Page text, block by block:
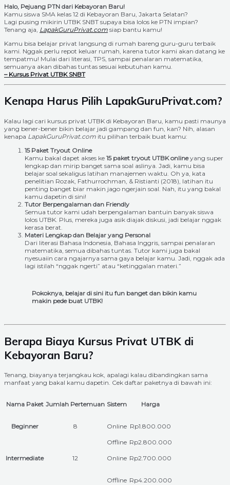
Halo, Pejuang PTN dari Kebayoran Baru!
Kamu siswa SMA kelas 12 di Kebayoran Baru, Jakarta Selatan?
Lagi pusing mikirin UTBK SNBT supaya bisa lolos ke PTN impian?
Tenang aja, LapakGuruPrivat.com siap bantu kamu!
Kamu bisa belajar privat langsung di rumah bareng guru-guru terbaik
kami. Nggak perlu repot keluar rumah, karena tutor kami akan datang ke
tempatmu! Mulai dari literasi, TPS, sampai penalaran matematika,
semuanya akan dibahas tuntas sesuai kebutuhan kamu.
– Kursus Privat UTBK SNBT
Kenapa Harus Pilih LapakGuruPrivat.com?
Kalau lagi cari kursus privat UTBK di Kebayoran Baru, kamu pasti maunya
yang bener-bener bikin belajar jadi gampang dan fun, kan? Nih, alasan
kenapa LapakGuruPrivat.com itu pilihan terbaik buat kamu:
15 Paket Tryout Online
Kamu bakal dapet akses ke 15 paket tryout UTBK onlineyang super
lengkap dan mirip banget sama soal aslinya. Jadi, kamu bisa
belajar soal sekaligus latihan manajemen waktu. Oh ya, kata
penelitian Rozak, Fathurrochman, & Ristianti (2018), latihan itu
penting banget biar makin jago ngerjain soal. Nah, itu yang bakal
kamu dapetin di sini!
Tutor Berpengalaman dan Friendly
Semua tutor kami udah berpengalaman bantuin banyak siswa
lolos UTBK. Plus, mereka juga asik diajak diskusi, jadi belajar nggak
kerasa berat.
Materi Lengkap dan Belajar yang Personal
Dari literasi Bahasa Indonesia, Bahasa Inggris, sampai penalaran
matematika, semua dibahas tuntas. Tutor kami juga bakal
nyesuaiin cara ngajarnya sama gaya belajar kamu. Jadi, nggak ada
lagi istilah “nggak ngerti” atau “ketinggalan materi.”
Pokoknya, belajar di sini itu fun banget dan bikin kamu
makin pede buat UTBK!
Berapa Biaya Kursus Privat UTBK di
Kebayoran Baru?
Tenang, biayanya terjangkau kok, apalagi kalau dibandingkan sama
manfaat yang bakal kamu dapetin. Cek daftar paketnya di bawah ini:
Nama Paket Jumlah Pertemuan Sistem Harga
Beginner 8 Online Rp1.800.000
Offline Rp2.800.000
Intermediate 12 Online Rp2.700.000
Offline Rp4.200.000